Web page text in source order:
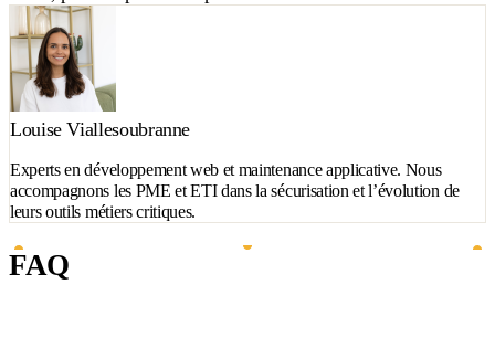
Louise Viallesoubranne
Experts en développement web et maintenance applicative. Nous
accompagnons les PME et ETI dans la sécurisation et l’évolution de
leurs outils métiers critiques.
FAQ